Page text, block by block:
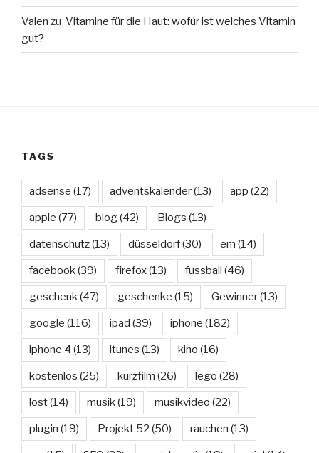
Valen zu Vitamine für die Haut: wofür ist welches Vitamin
gut?
TAGS
adsense (17) adventskalender(13) app (22)
apple (77) blog(42) Blogs (13)
datenschutz(13) düsseldorf(30) em (14)
facebook(39) firefox(13) fussball (46)
geschenk(47) geschenke (15) Gewinner(13)
google (116) ipad (39) iphone (182)
iphone 4 (13) itunes (13) kino (16)
kostenlos (25) kurzfilm (26) lego (28)
lost(14) musik(19) musikvideo (22)
plugin (19) Projekt 52 (50) rauchen (13)